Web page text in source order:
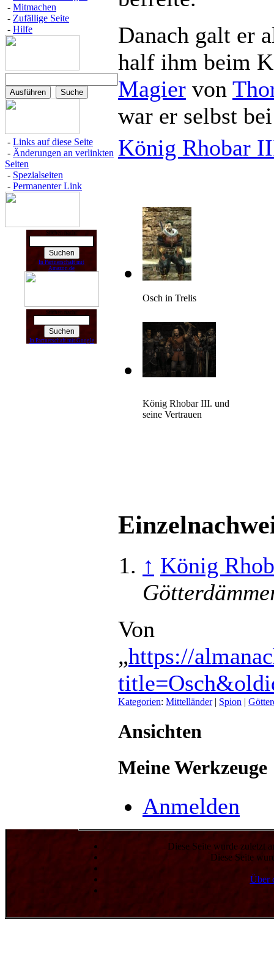
- Mitmachen
- Zufällige Seite
- Hilfe
- Links auf diese Seite
- Änderungen an verlinkten
Seiten
- Spezialseiten
- Permanenter Link
Suchen nach:
In Partnerschaft mit
Amazon.de
Suchen nach:
In Partnerschaft mit Google
Danach galt er
half ihm beim
Magier von
war er selbst
König Rhobar
Osch in Trelis
König Rhobar III. und
seine Vertrauen
↑ König
Von
„https://
Kategorien: Mittelländer| Spion |
Ansichten
Meine Werkzeuge
Anmelden
Diese Seite wurde zuletzt
Diese Seite
Über